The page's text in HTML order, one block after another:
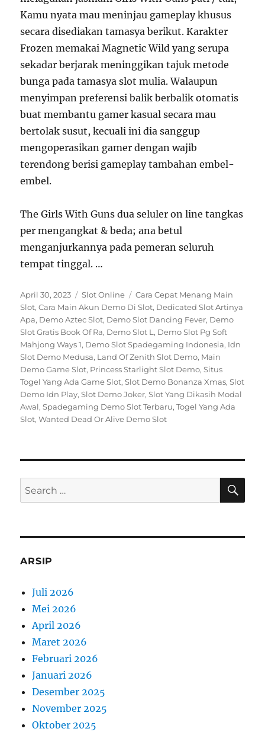
Kamu nyata mau meninjau gameplay khusus
secara disediakan tamasya berikut. Karakter
Frozen memakai Magnetic Wild yang serupa
sekadar berjarak meninggikan tajuk metode
bunga pada tamasya slot mulia. Walaupun
menyimpan preferensi balik berbalik otomatis
buat membantu gamer kasual secara mau
bertolak susut, kecuali ini dia sanggup
mengoperasikan gamer dengan wajib
terendong berisi gameplay tambahan embel-
embel.
The Girls With Guns dua seluler on line tangkas
per mengangkat & beda; ana betul
menganjurkannya pada pemeran seluruh
tempat tinggal. …
Posted
on
April 30, 2023 Categories
Slot Online Tags
Cara Cepat Menang Main
Slot,Cara Main Akun Demo Di Slot, Dedicated Slot Artinya
Apa, Demo Aztec Slot, Demo Slot Dancing Fever, Demo
Slot Gratis Book Of Ra, Demo Slot L , Demo Slot Pg Soft
Mahjong Ways 1, Demo Slot Spadegaming Indonesia, Idn
Slot Demo Medusa, Land Of Zenith Slot Demo, Main
Demo Game Slot, Princess Starlight Slot Demo,Situs
Togel Yang Ada Game Slot,Slot Demo Bonanza Xmas,Slot
Demo Idn Play,Slot Demo Joker,Slot Yang Dikasih Modal
Awal,Spadegaming Demo Slot Terbaru,Togel Yang Ada
Slot,Wanted Dead Or Alive Demo Slot
Search
for:
ARSIP
Juli 2026
Mei 2026
April 2026
Maret 2026
Februari 2026
Januari 2026
Desember 2025
November 2025
Oktober 2025